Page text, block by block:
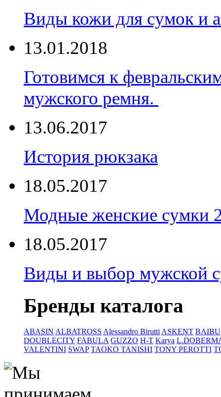
Виды кожи для сумок и
13.01.2018
Готовимся к
мужского ремня.
13.06.2017
История рюкзака
18.05.2017
Модные женские сумки
18.05.2017
Виды и выбор мужской
Бренды каталога
ABASIN ALBATROSS Alessandro Birutti ASKENT BAIBU
DOUBLECITY FABULA GUZZO H-T Karya
VALENTINI SWAP TAOKO TANISHI TONY PEROTTI